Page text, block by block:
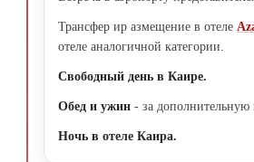
Трансфер ир азмещение в отеле
отеле аналогичной категории.
Свободный день в Каире.
Обед и ужин - за дополнительную
Ночь в отеле Каира.